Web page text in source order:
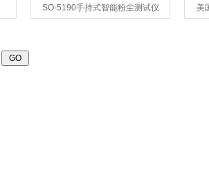
SO-5190手持式智能粉尘测试仪 美